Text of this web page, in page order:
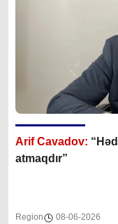
Arif Cavadov:
atmaqdır”
Region 08-06-2026